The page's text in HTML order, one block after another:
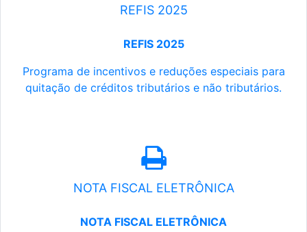
REFIS 2025
REFIS 2025
Programa de incentivos e reduções especiais para
quitação de créditos tributários e não tributários.
NOTA FISCAL ELETRÔNICA
NOTA FISCAL ELETRÔNICA